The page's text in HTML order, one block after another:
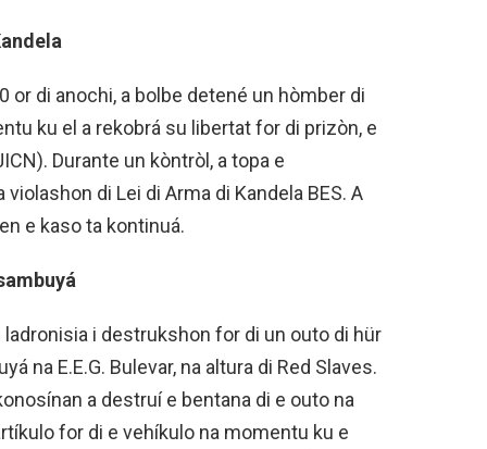
or di anochi, a bolbe detené un hòmber di
ku el a rekobrá su libertat for di prizòn, e
Durante un kòntròl, a topa e
di Lei di Arma di Kandela BES. A
e kaso ta kontinuá.
i destrukshon for di un outo di hür
na E.E.G. Bulevar, na altura di Red Slaves.
a destruí e bentana di e outo na
for di e vehíkulo na momentu ku e